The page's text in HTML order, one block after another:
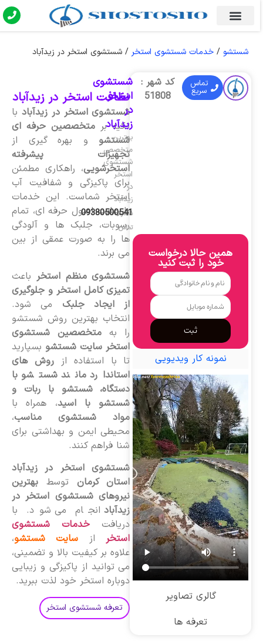
شستشو/ خدمات شستشوی استخر/ شستشوی استخر در زیدآباد
نظافت استخر در زیدآباد
شستشوی استخر در زیدآبادبا
تکیه بر متخصصین حرفه ای
شستشوو بهره گیری از
تجهیزات پیشرفته
استخرشویی، راهکاری مطمئن
برای پاکیزگی و شفافیت آب
استخر شماست. این خدمات
با رعایت اصول حرفه ای، تمام
رسوبات، جلبک ها و آلودگی
ها را به صورت عمقی از بین
می برند.
شستشوی منظم استخرباعث
تمیزی کامل استخر و جلوگیری
از ایجاد جلبکمی شود.
انتخاب بهترین روش شستشو
را به متخصصین شستشوی
استخر سایت شستشوبسپارید
تا با استفاده از روش های
استاندارد مانند شستشو با
دستگاه، شستشو با ربات و
شستشو با اسید، همراه با
مواد شستشوی مناسب،
محیطی ایمن و بهداشتی برای
شنا فراهم کنند.
شستشوی استخر در زیدآباد
استان کرمانتوسط بهترین
نیروهای شستشوی استخر در
زیدآبادانجام می شود. با
دریافت
خدمات شستشوی
استخراز سایت شستشو،
علاوه بر کیفیت بالا و تضمینی،
می توانید از پاکیزگی و زیبایی
دوباره استخر خود لذت ببرید.
تعرفه شستشوی استخر
تماس
سریع
کد شهر :
51808
شستشوی
استخر
در
زیدآباد
بهترین
متخصص
شستشوی
استخر
در
زیدآباد
شماره
تماس
09380500541
همین حالا درخواست
خود را ثبت کنید
ثبت
نمونه کار ویدیویی
گالری تصاویر
تعرفه ها